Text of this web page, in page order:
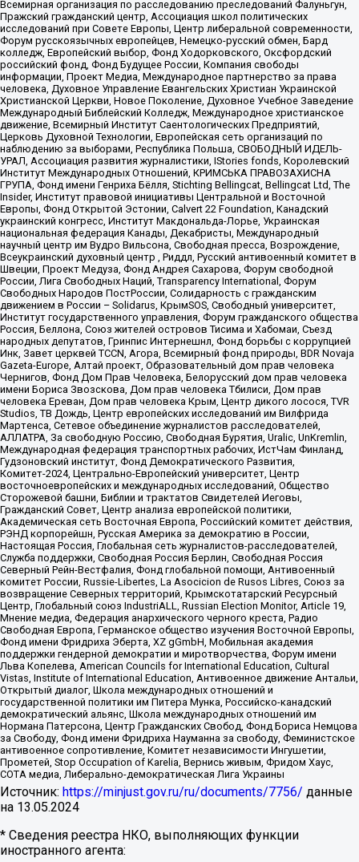
Всемирная организация по расследованию преследований Фалуньгун,
Пражский гражданский центр, Ассоциация школ политических
исследований при Совете Европы, Центр либеральной современности,
Форум русскоязычных европейцев, Немецко-русский обмен, Бард
колледж, Европейский выбор, Фонд Ходорковского, Оксфордский
российский фонд, Фонд Будущее России, Компания свободы
информации, Проект Медиа, Международное партнерство за права
человека, Духовное Управление Евангельских Христиан Украинской
Христианской Церкви, Новое Поколение, Духовное Учебное Заведение
Международный Библейский Колледж, Международное христианское
движение, Всемирный Институт Саентологических Предприятий,
Церковь Духовной Технологии, Европейская сеть организаций по
наблюдению за выборами, Республика Польша, СВОБОДНЫЙ ИДЕЛЬ-
УРАЛ, Ассоциация развития журналистики, IStories fonds, Королевский
Институт Международных Отношений, КРИМСЬКА ПРАВОЗАХИСНА
ГРУПА, Фонд имени Генриха Бёлля, Stichting Bellingcat, Bellingcat Ltd, The
Insider, Институт правовой инициативы Центральной и Восточной
Европы, Фонд Открытой Эстонии, Calvert 22 Foundation, Канадский
украинский конгресс, Институт Макдональда-Лорье, Украинская
национальная федерация Канады, Декабристы, Международный
научный центр им Вудро Вильсона, Свободная пресса, Возрождение,
Всеукраинский духовный центр , Риддл, Русский антивоенный комитет в
Швеции, Проект Медуза, Фонд Андрея Сахарова, Форум свободной
России, Лига Свободных Наций, Transparеncy International, Форум
Свободных Народов ПостРоссии, Солидарность с гражданским
движением в России – Solidarus, КрымSOS, Свободный университет,
Институт государственного управления, Форум гражданского общества
Россия, Беллона, Союз жителей островов Тисима и Хабомаи, Съезд
народных депутатов, Гринпис Интернешнл, Фонд борьбы с коррупцией
Инк, Завет церквей TCCN, Агора, Всемирный фонд природы, BDR Novaja
Gazeta-Europe, Алтай проект, Образовательный дом прав человека
Чернигов, Фонд Дом Прав Человека, Белорусский дом прав человека
имени Бориса Звозскова, Дом прав человека Тбилиси, Дом прав
человека Ереван, Дом прав человека Крым, Центр дикого лосося, TVR
Studios, ТВ Дождь, Центр европейских исследований им Вилфрида
Мартенса, Сетевое объединение журналистов расследователей,
АЛЛАТРА, За свободную Россию, Свободная Бурятия, Uralic, UnKremlin,
Международная федерация транспортных рабочих, ИстЧам Финланд,
Гудзоновский институт, Фонд Демократического Развития,
Комитет-2024, Центрально-Европейский университет, Центр
восточноевропейских и международных исследований, Общество
Сторожевой башни, Библии и трактатов Свидетелей Иеговы,
Гражданский Совет, Центр анализа европейской политики,
Академическая сеть Восточная Европа, Российский комитет действия,
РЭНД корпорейшн, Русская Америка за демократию в России,
Настоящая Россия, Глобальная сеть журналистов-расследователей,
Служба поддержки, Свободная Россия Берлин, Свободная Россия
Северный Рейн-Вестфалия, Фонд глобальной помощи, Антивоенный
комитет России, Russie-Libertes, La Asocicion de Rusos Libres, Союз за
возвращение Северных территорий, Крымскотатарский Ресурсный
Центр, Глобальный союз IndustriALL, Russian Election Monitor, Article 19,
Мнение медиа, Федерация анархического черного креста, Радио
Свободная Европа, Германское общество изучения Восточной Европы,
Фонд имени Фридриха Эберта, XZ gGmbH, Мобильная академия
поддержки гендерной демократии и миротворчества, Форум имени
Льва Копелева, American Councils for International Education, Cultural
Vistas, Institute of International Education, Антивоенное движение Антальи,
Открытый диалог, Школа международных отношений и
государственной политики им Питера Мунка, Российско-канадский
демократический альянс, Школа международных отношений им
Нормана Патерсона, Центр Гражданских Свобод, Фонд Бориса Немцова
за Свободу, Фонд имени Фридриха Науманна за свободу, Феминистское
антивоенное сопротивление, Комитет независимости Ингушетии,
Прометей, Stop Occupation of Karelia, Вернись живым, Фридом Хаус,
СОТА медиа, Либерально-демократическая Лига Украины
Источник: https://minjust.gov.ru/ru/documents/7756/ данные
на 13.05.2024
* Сведения реестра НКО, выполняющих функции
иностранного агента: